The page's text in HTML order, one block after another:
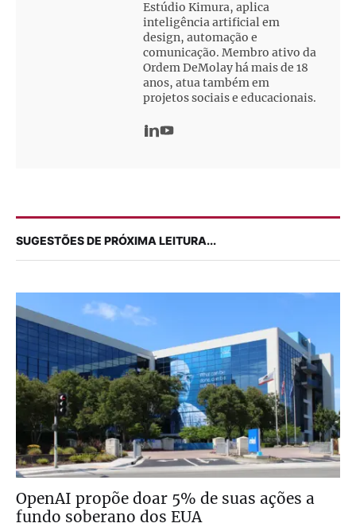
Estúdio Kimura, aplica
inteligência artificial em
design, automação e
comunicação. Membro ativo da
Ordem DeMolay há mais de 18
anos, atua também em
projetos sociais e educacionais.
SUGESTÕES DE PRÓXIMA LEITURA...
OpenAI propõe doar 5% de suas ações a
fundo soberano dos EUA